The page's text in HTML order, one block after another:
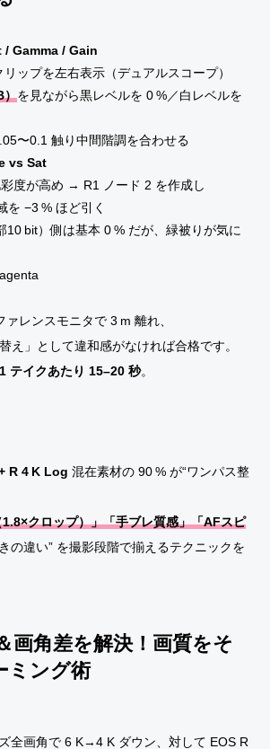
/ Gamma / Gain
ップを左右表示（デュアルスコープ）
）を見ながら黒レベルを 0 %／白レベルを
〜0.1 触り中間階調を合わせる
vs Sat
度が高め → R1 ノード 2 を作成し
を −3 % ほど引く
10 bit）側は基本 0 % だが、緑被りが気に
ァレンスモニタで 3 m 離れ、
え」として違和感がなければ合格です。
1 テイクあたり 15–20 秒。
R 4 K Log 混在素材の 90 % が“ワンパス整
クロップ）」「手ブレ質感」「AFスピ
の違い” を撮影段階で揃えるテクニックを
画角差を解決！画質をそ
ミング術
全画角で 6 K→4 K ダウン、対して EOS R